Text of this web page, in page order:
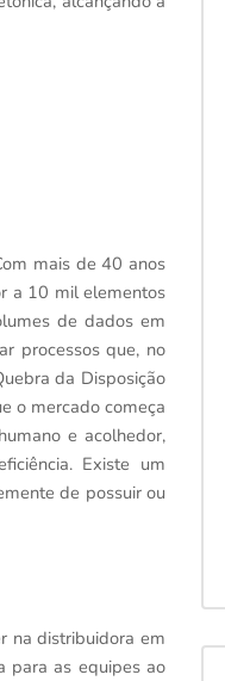
mais de 40 anos
a 10 mil elementos
de dados em
processos que, no
da Disposição
o mercado começa
e acolhedor,
Existe um
de possuir ou
na distribuidora em
para as equipes ao